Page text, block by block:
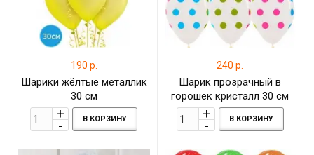
190 р.
Шарики жёлтые металлик
30 см
В КОРЗИНУ
240 р.
Шарик прозрачный в
горошек кристалл 30 см
В КОРЗИНУ